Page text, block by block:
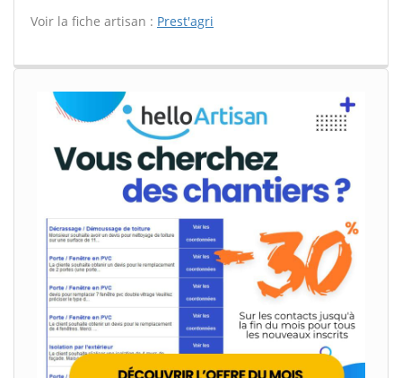
Voir la fiche artisan : Prest'agri